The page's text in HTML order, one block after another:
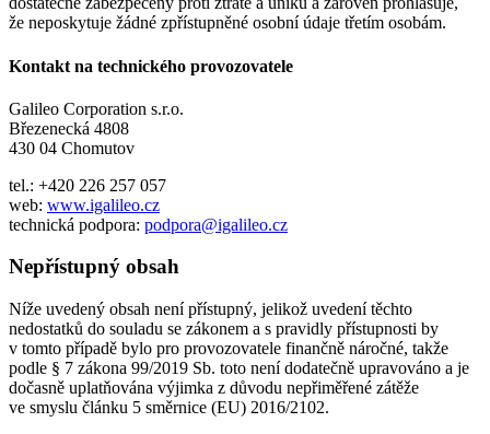
že neposkytuje žádné zpřístupněné osobní údaje třetím osobám.
Kontakt na technického provozovatele
Galileo Corporation s.r.o.
Březenecká 4808
430 04 Chomutov
tel.: +420 226 257 057
web: www.igalileo.cz
technická podpora: podpora@igalileo.cz
Nepřístupný obsah
Níže uvedený obsah není přístupný, jelikož uvedení těchto
nedostatků do souladu se zákonem a s pravidly přístupnosti by
v tomto případě bylo pro provozovatele finančně náročné, takže
podle § 7 zákona 99/2019 Sb. toto není dodatečně upravováno a je
dočasně uplatňována výjimka z důvodu nepřiměřené zátěže
ve smyslu článku 5 směrnice (EU) 2016/2102.